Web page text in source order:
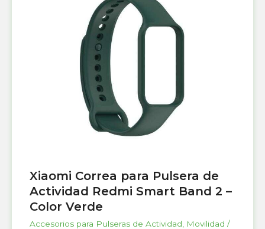
Xiaomi Correa para Pulsera de
Actividad Redmi Smart Band 2 –
Color Verde
Accesorios para Pulseras de Actividad
Movilidad /